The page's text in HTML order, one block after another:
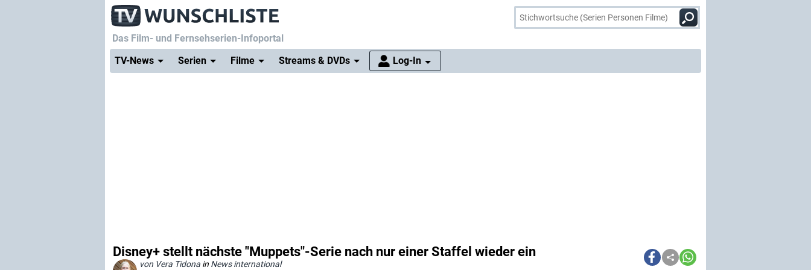
Das Film- und Fernsehserien-Infoportal
TV-News
Serien Filme Streams & DVDs Log-In
Disney+ stellt nächste "Muppets"-Serie nach nur einer Staffel wieder ein
von Vera Tidona in News international